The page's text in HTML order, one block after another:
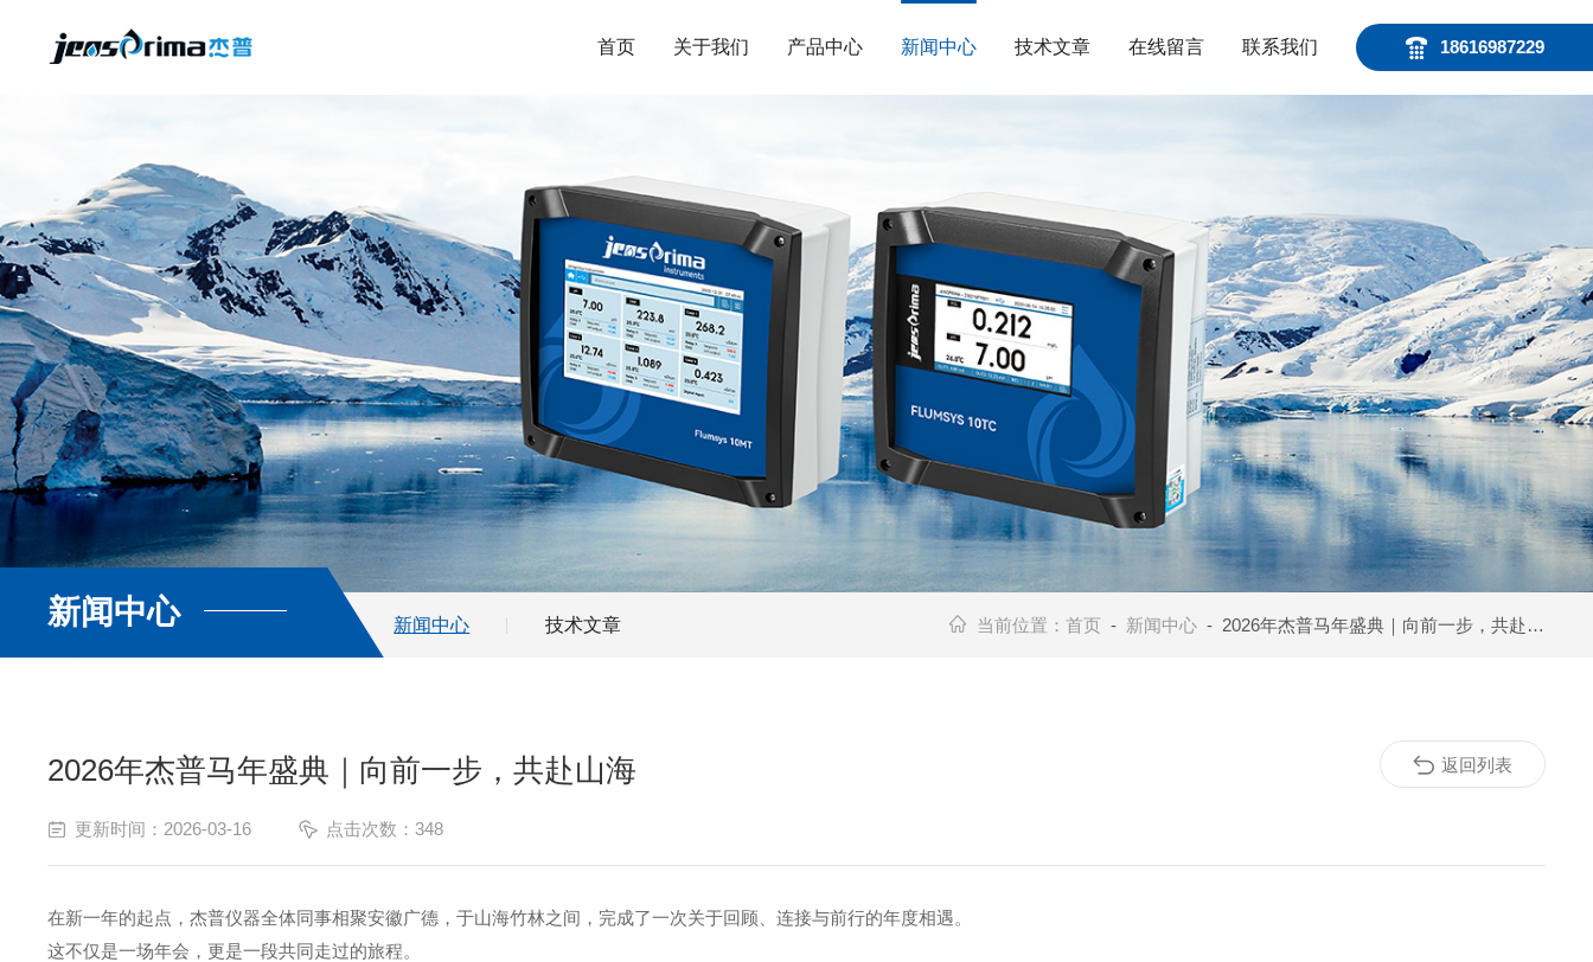
18616987229
首页 关于我们 产品中心 新闻中心 技术文章 在线留言 联系我们
新闻中心 新闻中心 技术文章 当前位置：首页 - 新闻中心 - 2026年杰普马年盛典｜向前一步，共赴山海
2026年杰普马年盛典｜向前一步，共赴山海
更新时间：2026-03-16 点击次数：348
在新一年的起点，杰普仪器全体同事相聚安徽广德，于山海竹林之间，完成了一次关于回顾、连接与前行的年度相遇。
这不仅是一场年会，更是一段共同走过的旅程。
返回列表